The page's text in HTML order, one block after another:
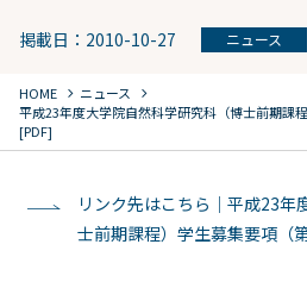
掲載日：2010-10-27 ニュース
HOME chevron_right ニュース chevron_right
平成23年度大学院自然科学研究科（博士前期課
[PDF]
リンク先はこちら｜平成23年
士前期課程）学生募集要項（